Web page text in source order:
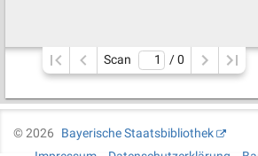
Scan / 0
©2026
Bayerische Staatsbibliothek